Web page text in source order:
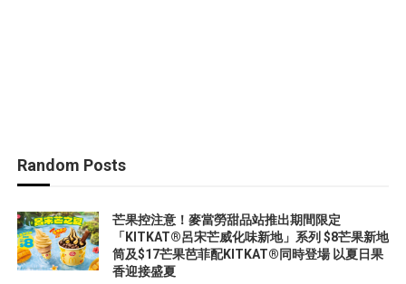
Random Posts
芒果控注意！麥當勞甜品站推出期間限定
「KITKAT®呂宋芒威化味新地」系列 $8芒果新地
筒及$17芒果芭菲配KITKAT®同時登場 以夏日果
香迎接盛夏